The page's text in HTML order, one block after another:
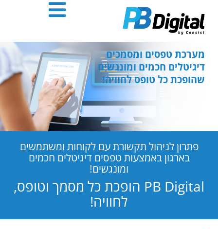
אנטר
מערכת טפסים ומסמכים
דיגיטלים חכמים ומונגשים
שהופכת כל טופס לחוויה!
פתרון לניהול תקשורת עם לקוחות ומשתמשים
בארגון באמצעות טפסים דיגיטלים חכמים
ומונגשים!
PB Digital הופכת כל מסמך וטופס,
לחוויה!